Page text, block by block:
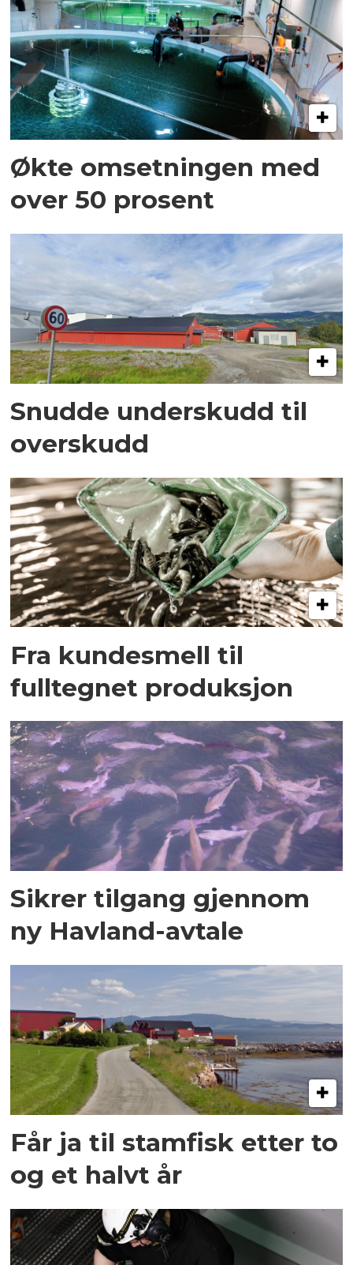
Økte omsetningen med
over 50 prosent
Snudde underskudd til
overskudd
Fra kundesmell til
fulltegnet produksjon
Sikrer tilgang gjennom
ny Havland-avtale
Får ja til stamfisk etter to
og et halvt år